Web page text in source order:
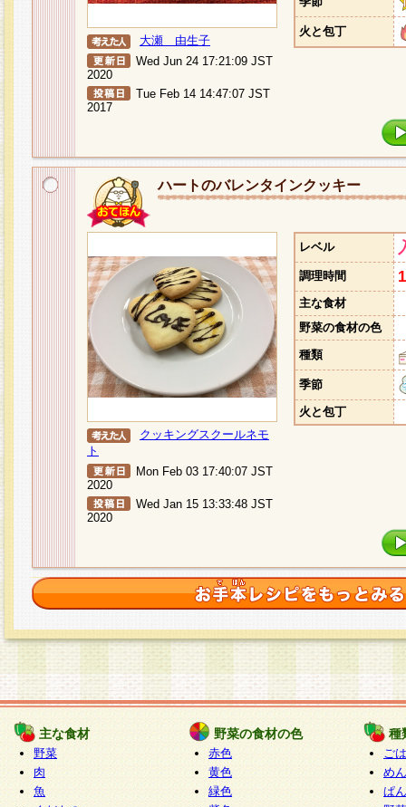
大瀬 由生子
Wed Jun 24 17:21:09 JST
2020
Tue Feb 14 14:47:07 JST
2017
火と包丁
ハートのバレンタインクッキー
クッキングスクールネモ
ト
Mon Feb 03 17:40:07 JST
2020
Wed Jan 15 13:33:48 JST
2020
レベル
調理時間
主な食材
野菜の食材の色
種類
季節
火と包丁
主な食材
野菜
肉
魚
野菜の食材の色
赤色
黄色
緑色
種
ご
めん
ぱん